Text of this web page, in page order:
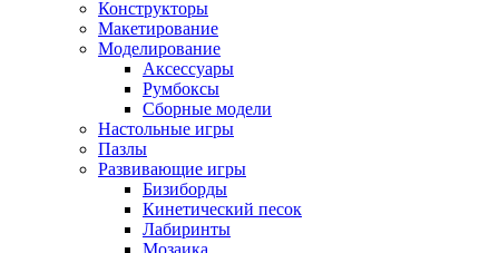
Конструкторы
Макетирование
Моделирование
Аксессуары
Румбоксы
Сборные модели
Настольные игры
Пазлы
Развивающие игры
Бизиборды
Кинетический песок
Лабиринты
Мозаика